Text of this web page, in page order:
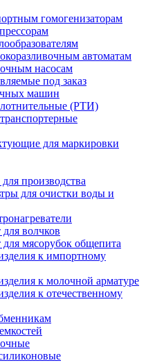
гомогенизаторам
автоматам
насосам
под заказ
машин
(РТИ)
для маркировки
производства
для очистки воды и
волчков
мясорубок общепита
к импортному
к молочной арматуре
к отечественному